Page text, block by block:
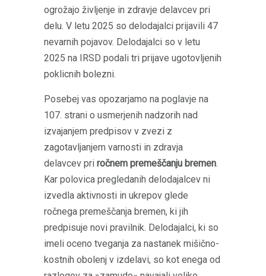
ogrožajo življenje in zdravje delavcev pri
delu. V letu 2025 so delodajalci prijavili 47
nevarnih pojavov. Delodajalci so v letu
2025 na IRSD podali tri prijave ugotovljenih
poklicnih bolezni.
Posebej vas opozarjamo na poglavje na
107. strani o usmerjenih nadzorih nad
izvajanjem predpisov v zvezi z
zagotavljanjem varnosti in zdravja
delavcev pri ročnem premeščanju bremen.
Kar polovica pregledanih delodajalcev ni
izvedla aktivnosti in ukrepov glede
ročnega premeščanja bremen, ki jih
predpisuje novi pravilnik. Delodajalci, ki so
imeli oceno tveganja za nastanek mišično-
kostnih obolenj v izdelavi, so kot enega od